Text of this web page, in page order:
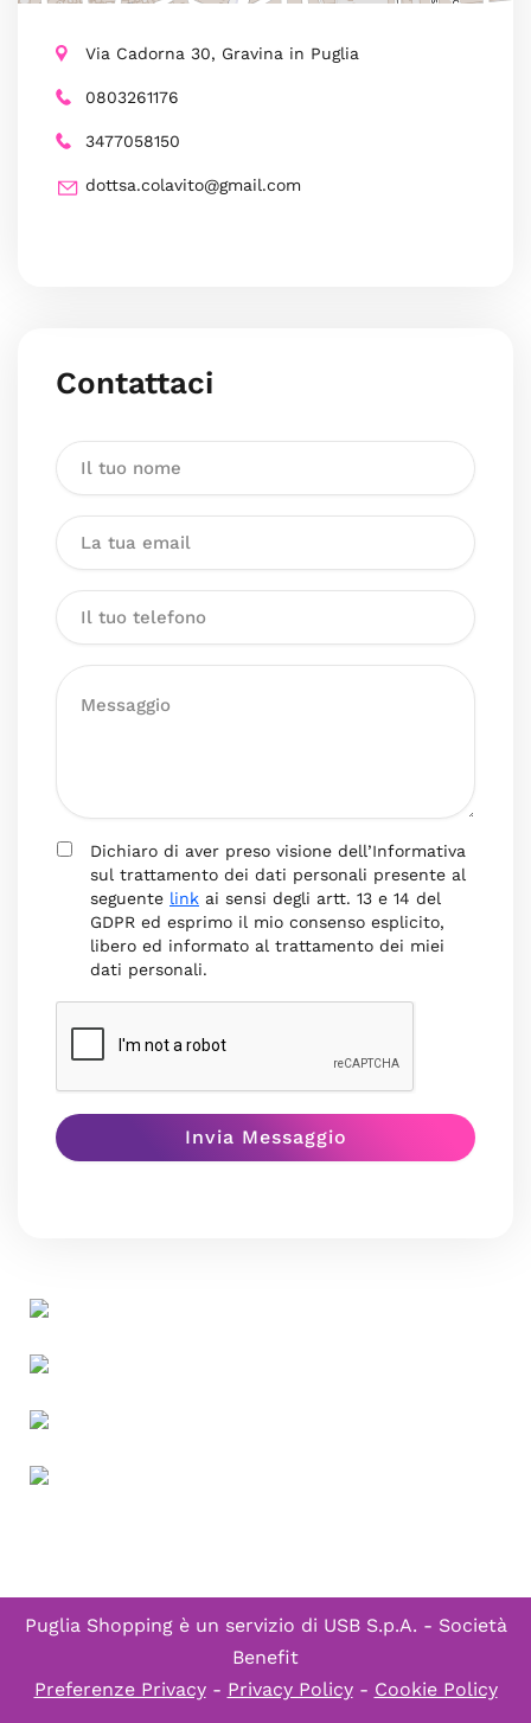
Via Cadorna 30, Gravina in Puglia
0803261176
3477058150
dottsa.colavito@gmail.com
Contattaci
Dichiaro di aver preso visione dell’Informativa
sul trattamento dei dati personali presente al
seguente link ai sensi degli artt. 13 e 14 del
GDPR ed esprimo il mio consenso esplicito,
libero ed informato al trattamento dei miei
dati personali.
Puglia Shopping è un servizio di USB S.p.A. - Società
Benefit
Preferenze Privacy- Privacy Policy- Cookie Policy